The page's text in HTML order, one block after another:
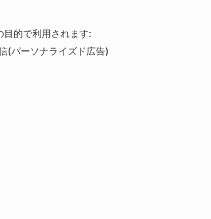
的で利用されます:
(パーソナライズド広告)